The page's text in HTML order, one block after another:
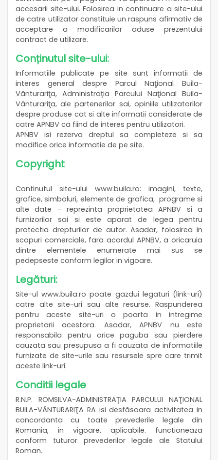
accesarii site-ului. Folosirea in continuare a site-ului
de catre utilizator constituie un raspuns afirmativ de
acceptare a modificarilor aduse prezentului
contract de utilizare.
Conținutul site-ului:
Informatiile publicate pe site sunt informatii de
interes general despre Parcul Naţional Buila-
Vânturariţa, Administraţia Parcului Naţional Buila-
Vânturariţa, ale partenerilor sai, opiniile utilizatorilor
despre produse cat si alte informatii considerate de
catre APNBV ca fiind de interes pentru utilizatori.
APNBV isi rezerva dreptul sa completeze si sa
modifice orice informatie de pe site.
Copyright
Continutul site-ului www.buila.ro: imagini, texte,
grafice, simboluri, elemente de grafica, programe si
alte date - reprezinta proprietatea APNBV si a
furnizorilor sai si este aparat de legea pentru
protectia drepturilor de autor. Asadar, folosirea in
scopuri comerciale, fara acordul APNBV, a oricaruia
dintre elementele enumerate mai sus se
pedepseste conform legilor in vigoare.
Legături:
Site-ul www.buila.ro poate gazdui legaturi (link-uri)
catre alte site-uri sau alte resurse. Raspunderea
pentru aceste site-uri o poarta in intregime
proprietarii acestora. Asadar, APNBV nu este
responsabila pentru orice paguba sau pierdere
cauzata sau presupusa a fi cauzata de informatiile
furnizate de site-urile sau resursele spre care trimit
aceste link-uri.
Conditii legale
R.N.P. ROMSILVA-ADMINISTRAŢIA PARCULUI NAŢIONAL
BUILA-VÂNTURARIŢA RA isi desfăsoara activitatea in
concordanta cu toate prevederile legale din
Romania, in vigoare, aplicabile. functioneaza
conform tuturor prevederilor legale ale Statului
Roman.